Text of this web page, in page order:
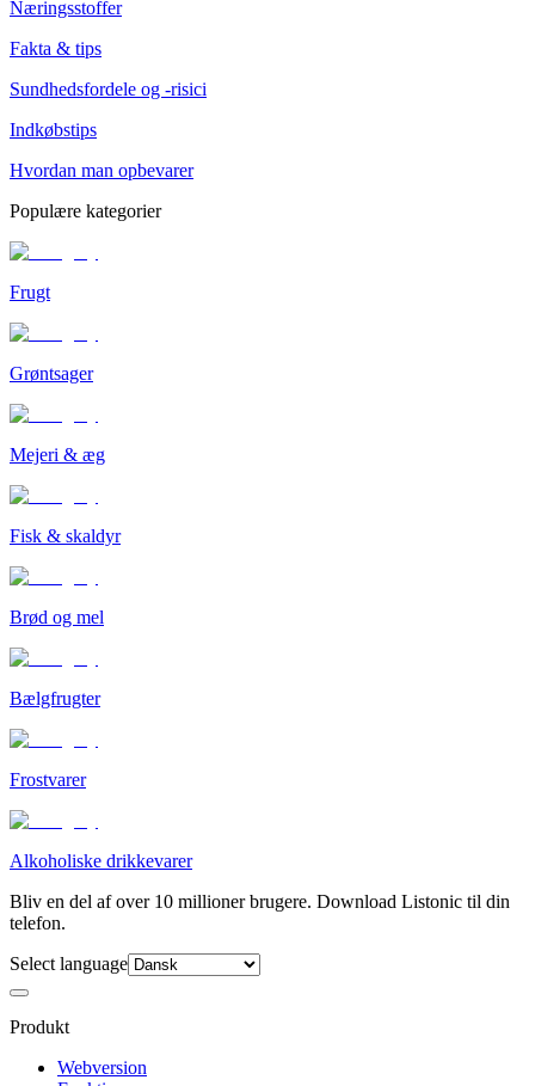
Næringsstoffer
Fakta & tips
Sundhedsfordele og -risici
Indkøbstips
Hvordan man opbevarer
Populære kategorier
Frugt
Grøntsager
Mejeri & æg
Fisk & skaldyr
Brød og mel
Bælgfrugter
Frostvarer
Alkoholiske drikkevarer
Bliv en del af over 10 millioner brugere. Download Listonic til din
telefon.
Select language
Produkt
Webversion